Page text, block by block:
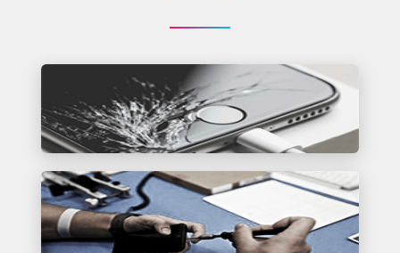
بسته تعمیر اصلی